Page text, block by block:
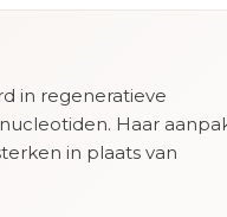
in regeneratieve
Haar
in plaats van